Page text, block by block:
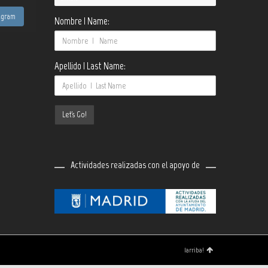
Nombre | Name:
Apellido | Last Name:
Actividades realizadas con el apoyo de
¡arriba!